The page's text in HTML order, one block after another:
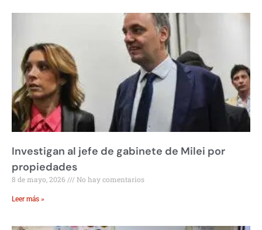
Investigan al jefe de gabinete de Milei por
propiedades
8 de mayo, 2026 No hay comentarios
Leer más »